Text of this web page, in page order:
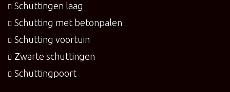
Schuttingen laag
Schutting met betonpalen
Schutting voortuin
Zwarte schuttingen
Schuttingpoort